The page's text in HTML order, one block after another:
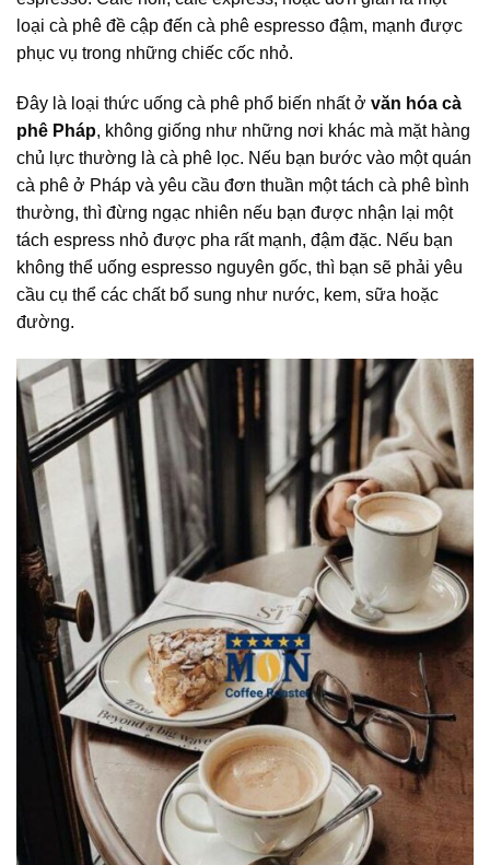
loại cà phê đề cập đến cà phê espresso đậm, mạnh được
phục vụ trong những chiếc cốc nhỏ.
Đây là loại thức uống cà phê phổ biến nhất ở văn hóa cà
phê Pháp, không giống như những nơi khác mà mặt hàng
chủ lực thường là cà phê lọc. Nếu bạn bước vào một quán
cà phê ở Pháp và yêu cầu đơn thuần một tách cà phê bình
thường, thì đừng ngạc nhiên nếu bạn được nhận lại một
tách espress nhỏ được pha rất mạnh, đậm đặc. Nếu bạn
không thể uống espresso nguyên gốc, thì bạn sẽ phải yêu
cầu cụ thể các chất bổ sung như nước, kem, sữa hoặc
đường.